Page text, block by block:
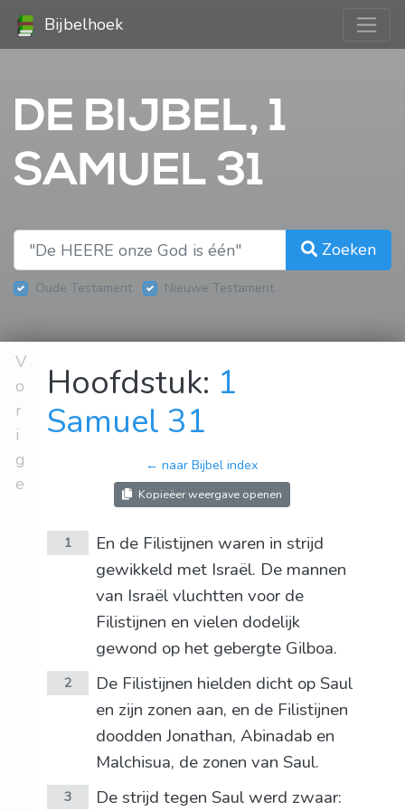
Bijbelhoek
DE BIJBEL, 1
SAMUEL 31
Zoeken
Oude Testament Nieuwe Testament
V
o
r
i
g
e
Hoofdstuk: 1
Samuel 31
← naar Bijbel index
Kopieëer weergave openen
1
En de Filistijnen waren in strijd
gewikkeld met Israël. De mannen
van Israël vluchtten voor de
Filistijnen en vielen dodelijk
gewond op het gebergte Gilboa.
2
De Filistijnen hielden dicht op Saul
en zijn zonen aan, en de Filistijnen
doodden Jonathan, Abinadab en
Malchisua, de zonen van Saul.
3
De strijd tegen Saul werd zwaar: